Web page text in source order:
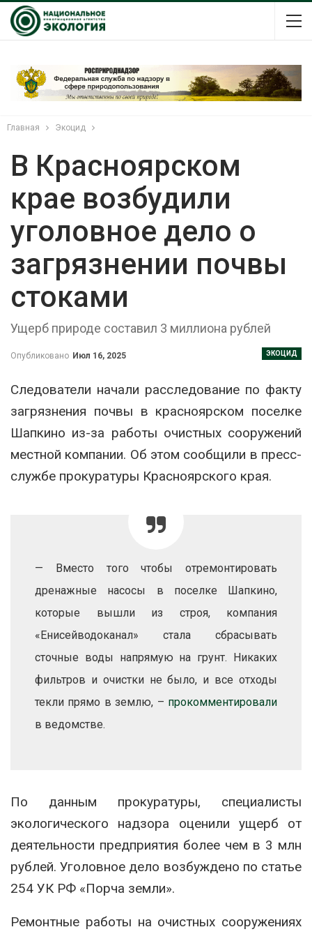
Главная Экоцид
В Красноярском
крае возбудили
уголовное дело о
загрязнении почвы
стоками
Ущерб природе составил 3 миллиона рублей
ЭКОЦИД
Опубликовано Июл 16, 2025
Следователи начали расследование по факту
загрязнения почвы в красноярском поселке
Шапкино из-за работы очистных сооружений
местной компании. Об этом сообщили в пресс-
службе прокуратуры Красноярского края.
— Вместо того чтобы отремонтировать
дренажные насосы в поселке Шапкино,
которые вышли из строя, компания
«Енисейводоканал» стала сбрасывать
сточные воды напрямую на грунт. Никаких
фильтров и очистки не было, и все отходы
текли прямо в землю, – прокомментировали
в ведомстве.
По данным прокуратуры, специалисты
экологического надзора оценили ущерб от
деятельности предприятия более чем в 3 млн
рублей. Уголовное дело возбуждено по статье
254 УК РФ «Порча земли».
Ремонтные работы на очистных сооружениях